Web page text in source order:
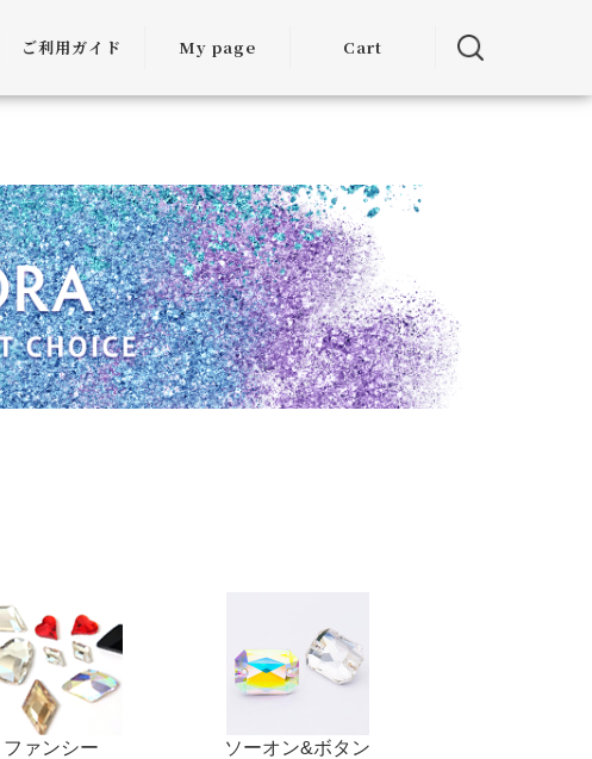
ご利用ガイド
ご利用ガイド
ついて
決済方法につい
て
返品・交換につ
いて
会員ランクアッ
ズ表
My page Cart
ファンシー
ソーオン&ボタン